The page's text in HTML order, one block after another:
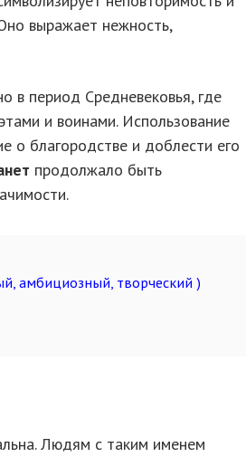
выражает нежность,
в период Средневековья, где
и воинами. Использование
о благородстве и доблести его
продолжало быть
амбициозный, творческий )
Людям с таким именем